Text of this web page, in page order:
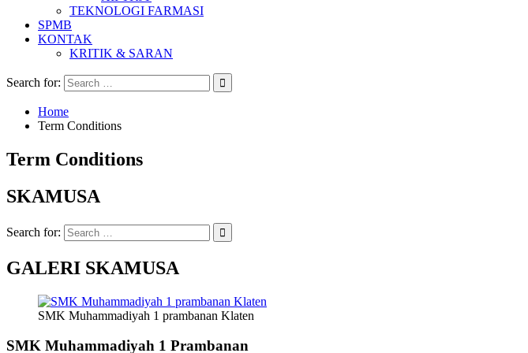
TEKNOLOGI FARMASI
SPMB
KONTAK
KRITIK & SARAN
Search for:
Home
Term Conditions
Term Conditions
SKAMUSA
Search for:
GALERI SKAMUSA
SMK Muhammadiyah 1 prambanan Klaten
SMK Muhammadiyah 1 Prambanan